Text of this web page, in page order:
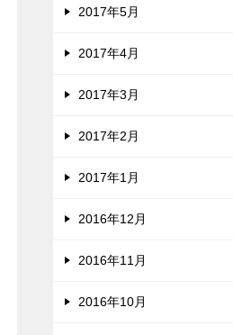
2017年5月
2017年4月
2017年3月
2017年2月
2017年1月
2016年12月
2016年11月
2016年10月